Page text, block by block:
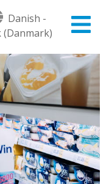
Danish -
(Danmark)